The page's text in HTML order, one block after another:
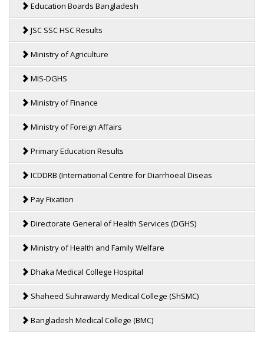
Education Boards Bangladesh
JSC SSC HSC Results
Ministry of Agriculture
MIS-DGHS
Ministry of Finance
Ministry of Foreign Affairs
Primary Education Results
ICDDRB (International Centre for Diarrhoeal Diseas
Pay Fixation
Directorate General of Health Services (DGHS)
Ministry of Health and Family Welfare
Dhaka Medical College Hospital
Shaheed Suhrawardy Medical College (ShSMC)
Bangladesh Medical College (BMC)